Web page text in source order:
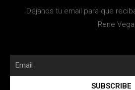
Déjanos tu email para que
Rene Vega
SUBSCRIBE